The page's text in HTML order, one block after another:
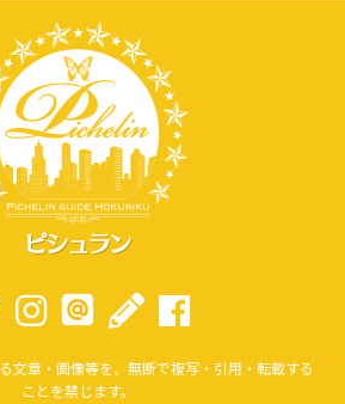
文章・画像等を、無断で複写・引用・転載する
ことを禁じます。